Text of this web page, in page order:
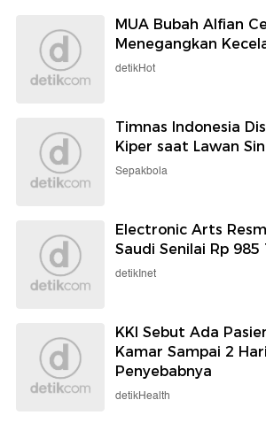
MUA Bubah Alfian
Menegangkan
detikHot
Timnas Indonesia
Kiper saat Lawan
Sepakbola
Electronic Arts
Saudi Senilai Rp 985
detikInet
KKI Sebut Ada
Kamar Sampai 2
Penyebabnya
detikHealth